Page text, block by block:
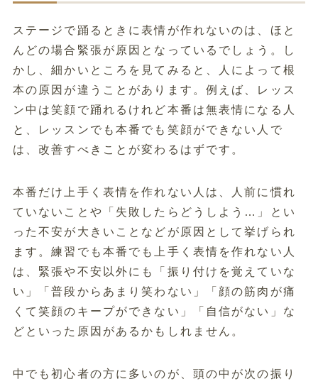
ステージで踊るときに表情が作れないのは、ほと
んどの場合緊張が原因となっているでしょう。し
かし、細かいところを見てみると、人によって根
本の原因が違うことがあります。例えば、レッス
ン中は笑顔で踊れるけれど本番は無表情になる人
と、レッスンでも本番でも笑顔ができない人で
は、改善すべきことが変わるはずです。
本番だけ上手く表情を作れない人は、人前に慣れ
ていないことや「失敗したらどうしよう…」とい
った不安が大きいことなどが原因として挙げられ
ます。練習でも本番でも上手く表情を作れない人
は、緊張や不安以外にも「振り付けを覚えていな
い」「普段からあまり笑わない」「顔の筋肉が痛
くて笑顔のキープができない」「自信がない」な
どといった原因があるかもしれません。
中でも初心者の方に多いのが、頭の中が次の振り